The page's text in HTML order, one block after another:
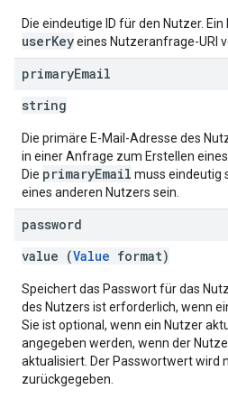
Die eindeutige ID für den Nutzer. Ein
userKeyeines Nutzeranfrage-URI
primaryEmail
string
Die primäre E-Mail-Adresse des
in einer Anfrage zum Erstellen
Die primaryEmail muss eindeutig
eines anderen Nutzers sein.
password
value (Value format)
Speichert das Passwort für das
des Nutzers ist erforderlich, wenn
Sie ist optional, wenn ein Nutzer
angegeben werden, wenn der
aktualisiert. Der Passwortwert wird
zurückgegeben.